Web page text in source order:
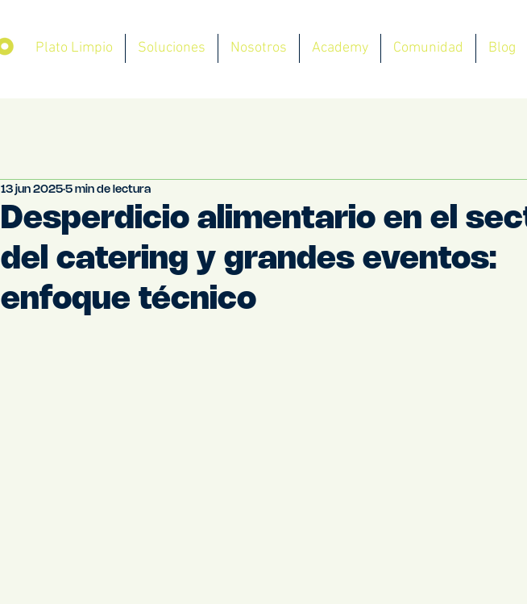
Plato Limpio Soluciones Nosotros Academy Comunidad Blog
Desperdicio alimentario en el
del catering y grandes eventos:
enfoque técnico
13 jun 2025 5 min de lectura